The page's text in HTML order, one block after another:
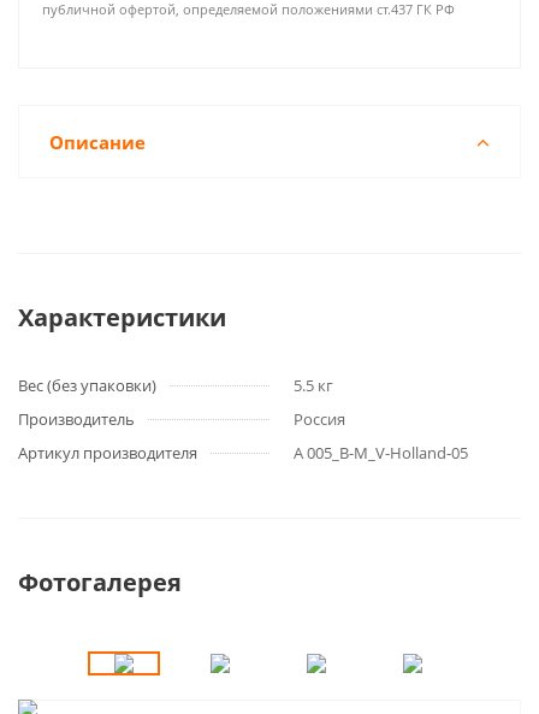
публичной офертой, определяемой положениями ст.437 ГК РФ
Описание
Характеристики
Вес (без упаковки)
5.5 кг
Производитель
Россия
Артикул производителя
A 005_B-M_V-Holland-05
Фотогалерея